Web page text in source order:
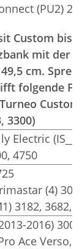
(PU2)
Custom bis
mit der
cm.
folgende
Custom
3300)
Electric
4750
(4)
3182, 3682,
2016)
Ace Verso,